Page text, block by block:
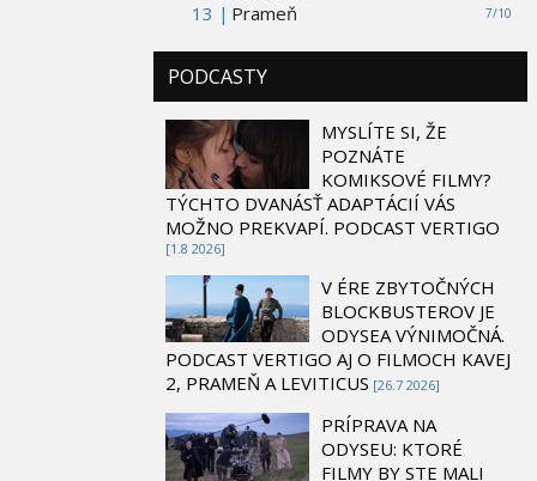
13 |
7/10
Prameň
PODCASTY
MYSLÍTE SI, ŽE
POZNÁTE
KOMIKSOVÉ FILMY?
TÝCHTO DVANÁSŤ ADAPTÁCIÍ VÁS
MOŽNO PREKVAPÍ. PODCAST VERTIGO
[1.8 2026]
V ÉRE ZBYTOČNÝCH
BLOCKBUSTEROV JE
ODYSEA VÝNIMOČNÁ.
PODCAST VERTIGO AJ O FILMOCH KAVEJ
2, PRAMEŇ A LEVITICUS [26.7 2026]
PRÍPRAVA NA
ODYSEU: KTORÉ
FILMY BY STE MALI